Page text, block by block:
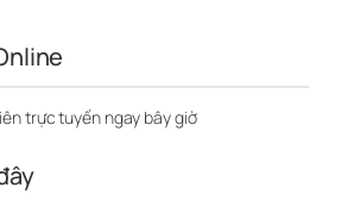
trực tuyến ngay bây giờ